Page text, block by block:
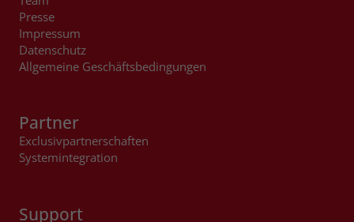
Presse
Impressum
Datenschutz
Allgemeine Geschäftsbedingungen
Partner
Exclusivpartnerschaften
Systemintegration
Support